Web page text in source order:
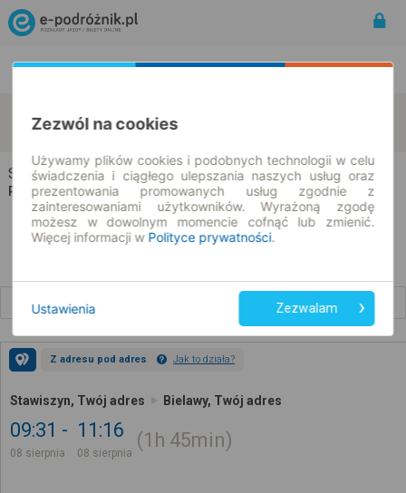
08.08.2026 | -- : --
Stawiszyn → Bielawy
Rozkład jazdy i bilety
Z adresu pod adres Jak to działa?
Stawiszyn, Twój adres Bielawy, Twój adres
09:31
08 sierpnia
11:16
08 sierpnia
1h 45min
Zezwól na cookies
Używamy plików cookies i podobnych technologii w celu
świadczenia i ciągłego ulepszania naszych usług oraz
prezentowania promowanych usług zgodnie z
zainteresowaniami użytkowników. Wyrażoną zgodę
możesz w dowolnym momencie cofnąć lub zmienić.
Więcej informacji w Polityce prywatności.
Ustawienia Zezwalam